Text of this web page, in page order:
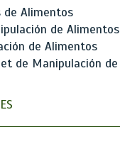
de Alimentos
de Alimentos
de Alimentos
de Manipulación de